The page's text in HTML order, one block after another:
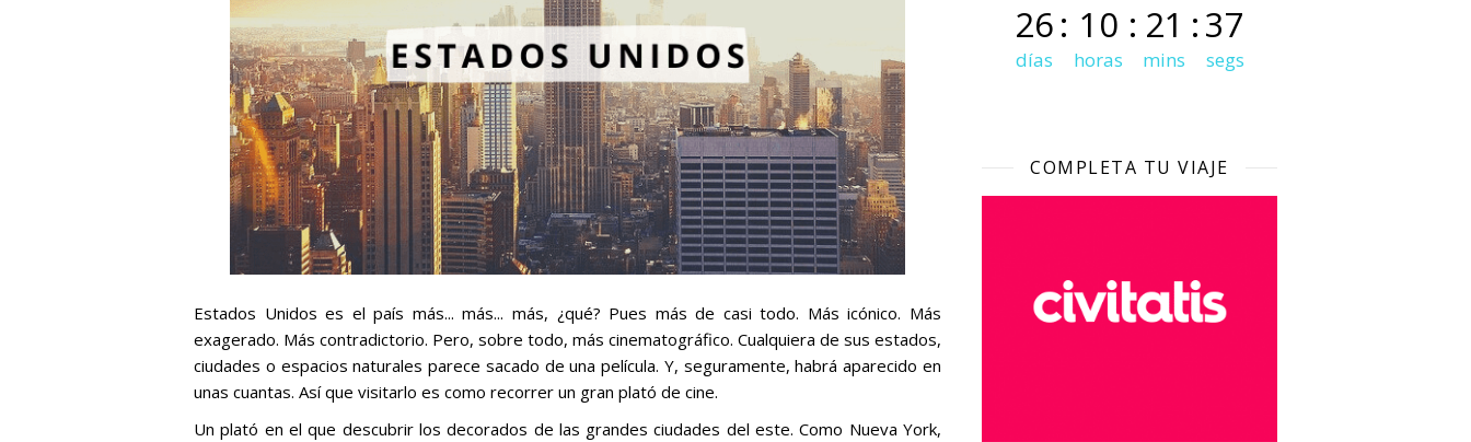
Estados Unidos es el país más... más... más, ¿qué? Pues más de casi todo. Más icónico. Más
exagerado. Más contradictorio. Pero, sobre todo, más cinematográfico. Cualquiera de sus estados,
ciudades o espacios naturales parece sacado de una película. Y, seguramente, habrá aparecido en
unas cuantas. Así que visitarlo es como recorrer un gran plató de cine.
Un plató en el que descubrir los decorados de las grandes ciudades del este. Como Nueva York,
26
días
: 10
horas
: 21
mins
:35
segs
COMPLETA TU VIAJE